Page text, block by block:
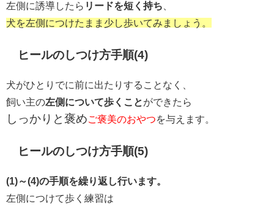
左側に誘導したら リードを短く持ち
犬を左側につけたまま少し歩いてみましょう。
ヒールのしつけ方手順(4)
犬がひとりでに前に出たりすることなく、
飼い主の左側について歩くことができたら
しっかりと褒めご褒美のおやつを与えます。
ヒールのしつけ方手順(5)
(1)～(4)の手順を繰り返し行います。
左側につけて歩く練習は